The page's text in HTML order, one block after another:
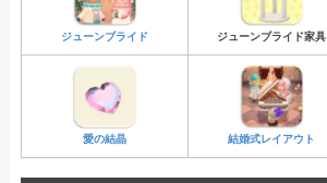
ジューンブライド ジューンブライド家具
愛の結晶 結婚式レイアウト